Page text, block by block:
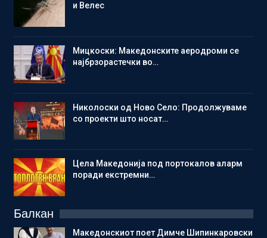
и Велес
Мицкоски: Македонските аеродроми се
најбрзорастечки во…
Николоски од Ново Село: Продолжуваме
со проекти што носат…
Цела Македонија под портокалов аларм
поради екстремни…
Балкан
Македонскиот поет Димче Шипинкаровски